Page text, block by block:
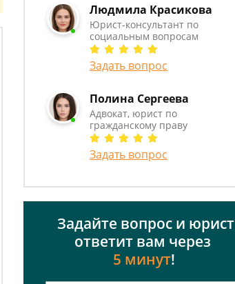
Людмила Красикова
Юрист-консультант по
социальным вопросам
Задать вопрос
Полина Сергеева
Адвокат, юрист по
гражданскому праву
Задать вопрос
Задайте вопрос и юрист
ответит вам через
5 минут!